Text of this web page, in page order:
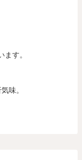
す。
味。